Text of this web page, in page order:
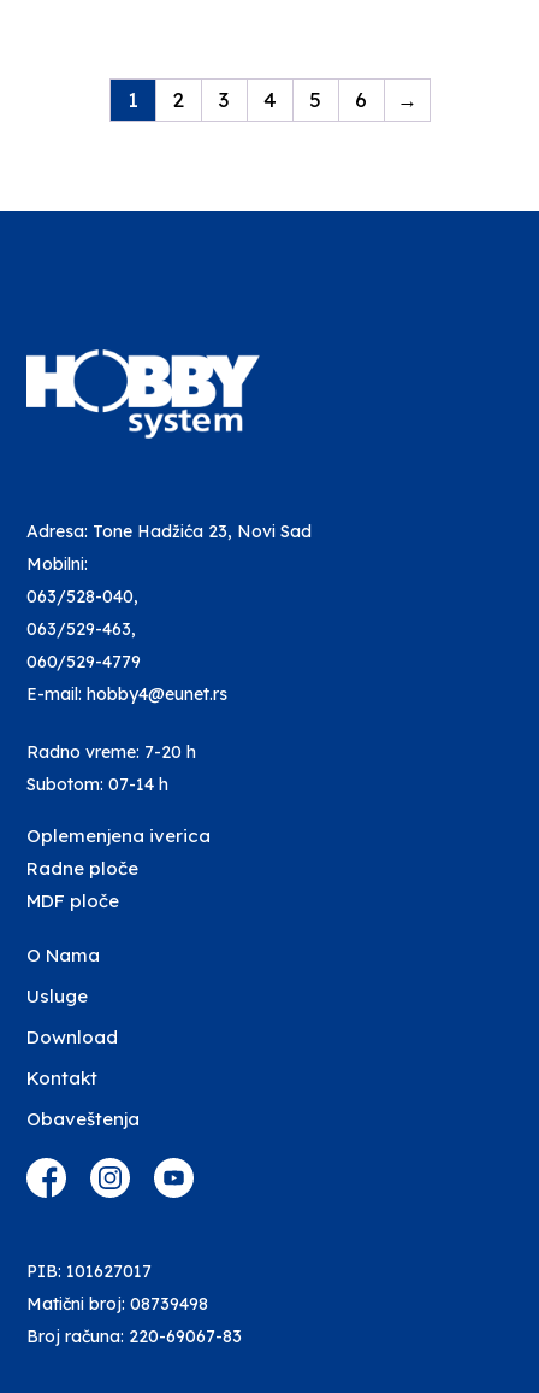
1 2 3 4 5 6 →
Adresa: Tone Hadžića 23, Novi Sad
Mobilni:
063/528-040,
063/529-463,
060/529-4779
E-mail: hobby4@eunet.rs
Radno vreme: 7-20 h
Subotom: 07-14 h
Oplemenjena iverica
Radne ploče
MDF ploče
O Nama
Usluge
Download
Kontakt
Obaveštenja
PIB: 101627017
Matični broj: 08739498
Broj računa: 220-69067-83